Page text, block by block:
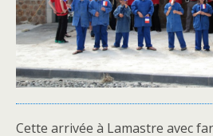
Cette arrivée à Lamastre avec